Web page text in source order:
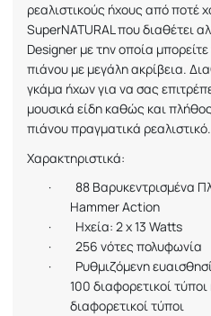
ρεαλιστικούς ήχους από ποτέ
SuperNATURALπου διαθέτει
Designer με την οποία
πιάνου με μεγάλη ακρίβεια.
γκάμα ήχων για να σας
μουσικά είδη καθώς και
πιάνου πραγματικά ρεαλιστικό.
Χαρακτηριστικά:
·
88 Βαρυκεντρισμένα
Hammer Action
·
Ηχεία: 2 x 13 Watts
·
256 νότες πολυφωνία
·
Ρυθμιζόμενη
100 διαφορετικοί τύποι
διαφορετικοί τύποι